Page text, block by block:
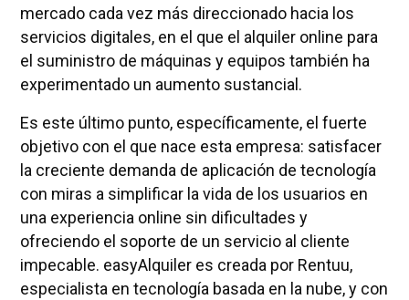
mercado cada vez más direccionado hacia los
servicios digitales, en el que el alquiler online para
el suministro de máquinas y equipos también ha
experimentado un aumento sustancial.
Es este último punto, específicamente, el fuerte
objetivo con el que nace esta empresa: satisfacer
la creciente demanda de aplicación de tecnología
con miras a simplificar la vida de los usuarios en
una experiencia online sin dificultades y
ofreciendo el soporte de un servicio al cliente
impecable. easyAlquiler es creada por Rentuu,
especialista en tecnología basada en la nube, y con